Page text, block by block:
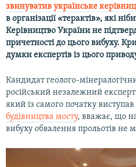
звинуватив українське
в організації «терактів», які
Керівництво України не
причетності до цього вибуху.
думки експертів із цього
Кандидат геолого-
російський незалежний експерт
який із самого початку виступав
будівництва мосту, вважає, що
вибуху обвалення прольотів не